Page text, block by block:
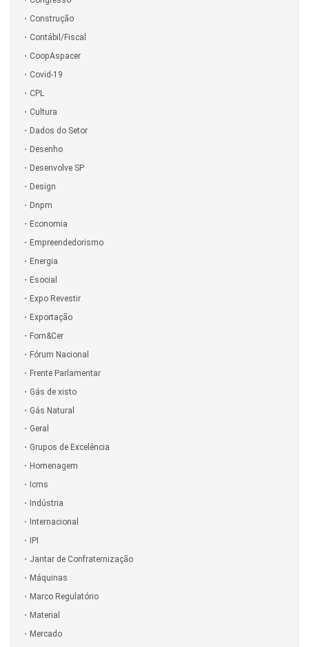
Construção
Contábil/Fiscal
CoopAspacer
Covid-19
CPL
Cultura
Dados do Setor
Desenho
Desenvolve SP
Design
Dnpm
Economia
Empreendedorismo
Energia
Esocial
Expo Revestir
Exportação
Forn&Cer
Fórum Nacional
Frente Parlamentar
Gás de xisto
Gás Natural
Geral
Grupos de Excelência
Homenagem
Icms
Indústria
Internacional
IPI
Jantar de Confraternização
Máquinas
Marco Regulatório
Material
Mercado